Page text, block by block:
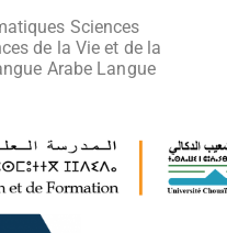
Sciences
de la Vie et de la
Arabe Langue